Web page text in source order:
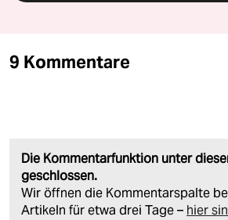
9 Kommentare
Die Kommentarfunktion unter
geschlossen.
Wir öffnen die Kommentarspalte
Artikeln für etwa drei Tage – hier